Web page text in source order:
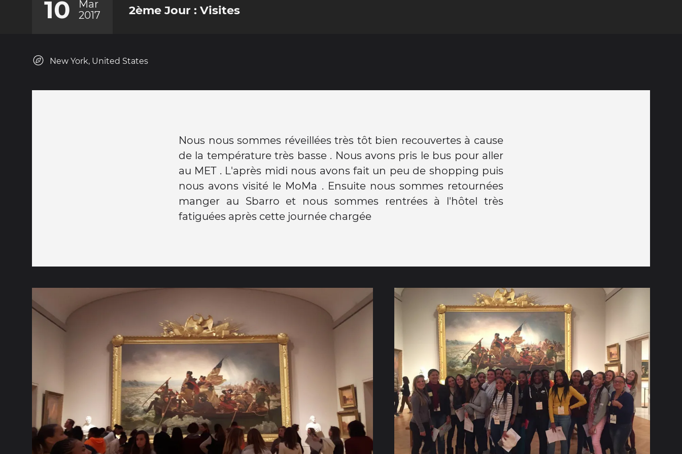
10
Mar
2017
2ème Jour : Visites
New York, United States
Nous nous sommes réveillées très tôt bien recouvertes à cause
de la température très basse . Nous avons pris le bus pour aller
au MET . L'après midi nous avons fait un peu de shopping puis
nous avons visité le MoMa . Ensuite nous sommes retournées
manger au Sbarro et nous sommes rentrées à l'hôtel très
fatiguées après cette journée chargée